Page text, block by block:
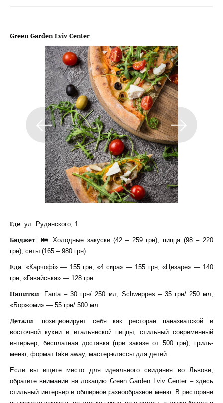
Green Garden Lviv Center
Где: ул. Руданского, 1.
Бюджет: ₴₴. Холодные закуски (42 – 259 грн), пицца (98 – 220
грн), сеты (165 – 980 грн).
Еда: «Карчофі» — 155 грн, «4 сира» — 155 грн, «Цезаре» — 140
грн, «Гавайська» — 128 грн.
Напитки: Fanta – 30 грн/ 250 мл, Schweppes – 35 грн/ 250 мл,
«Боржоми» — 55 грн/ 500 мл.
Детали: позиционирует себя как ресторан паназиатской и
восточной кухни и итальянской пиццы, стильный современный
интерьер, бесплатная доставка (при заказе от 500 грн), гриль-
меню, формат take away, мастер-классы для детей.
Если вы ищете место для идеального свидания во Львове,
обратите внимание на локацию Green Garden Lviv Center – здесь
стильный интерьер и обширное разнообразное меню. В ресторане